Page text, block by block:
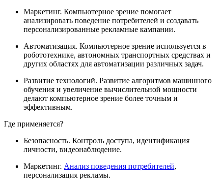
Маркетинг. Компьютерное зрение помогает
анализировать поведение потребителей и создавать
персонализированные рекламные кампании.
Автоматизация. Компьютерное зрение используется в
робототехнике, автономных транспортных средствах и
других областях для автоматизации различных задач.
Развитие технологий. Развитие алгоритмов машинного
обучения и увеличение вычислительной мощности
делают компьютерное зрение более точным и
эффективным.
Где применяется?
Безопасность. Контроль доступа, идентификация
личности, видеонаблюдение.
Маркетинг. Анализ поведения потребителей,
персонализация рекламы.